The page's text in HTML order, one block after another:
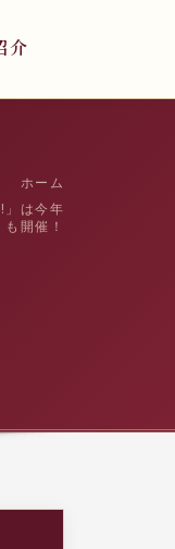
介
ホーム
は今年
も開催！